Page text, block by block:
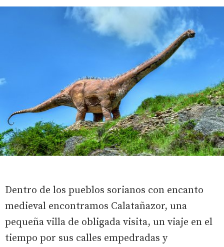
Dentro de los pueblos sorianos con encanto
medieval encontramos Calatañazor, una
pequeña villa de obligada visita, un viaje en el
tiempo por sus calles empedradas y